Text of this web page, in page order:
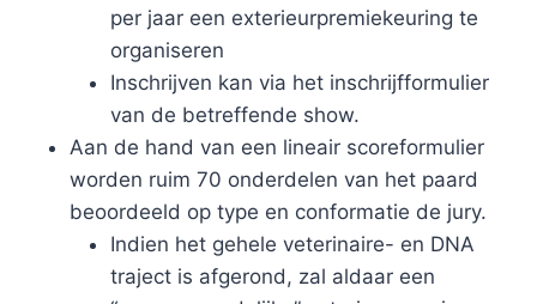
per jaar een exterieurpremiekeuring te
organiseren
Inschrijven kan via het inschrijfformulier
van de betreffende show.
Aan de hand van een lineair scoreformulier
worden ruim 70 onderdelen van het paard
beoordeeld op type en conformatie de jury.
Indien het gehele veterinaire- en DNA
traject is afgerond, zal aldaar een